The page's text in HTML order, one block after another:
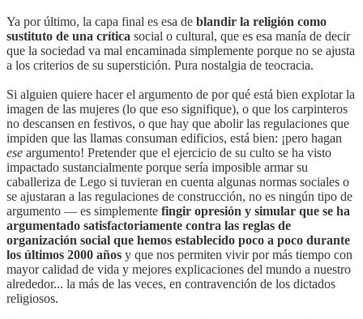
Ya por último, la capa final es esa de blandir la religión como
sustituto de una crítica social o cultural, que es esa manía de decir
que la sociedad va mal encaminada simplemente porque no se ajusta
a los criterios de su superstición. Pura nostalgia de teocracia.
Si alguien quiere hacer el argumento de por qué está bien explotar la
imagen de las mujeres (lo que eso signifique), o que los carpinteros
no descansen en festivos, o que hay que abolir las regulaciones que
impiden que las llamas consuman edificios, está bien: ¡pero hagan
ese argumento! Pretender que el ejercicio de su culto se ha visto
impactado sustancialmente porque sería imposible armar su
caballeriza de Lego si tuvieran en cuenta algunas normas sociales o
se ajustaran a las regulaciones de construcción, no es ningún tipo de
argumento — es simplemente fingir opresión y simular que se ha
argumentado satisfactoriamente contra las reglas de
organización social que hemos establecido poco a poco durante
los últimos 2000 años y que nos permiten vivir por más tiempo con
mayor calidad de vida y mejores explicaciones del mundo a nuestro
alrededor... la más de las veces, en contravención de los dictados
religiosos.